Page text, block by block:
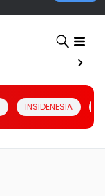
INSIDENESIA